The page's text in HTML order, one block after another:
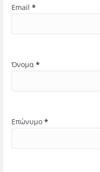
Email *
Όνομα *
Επώνυμο *